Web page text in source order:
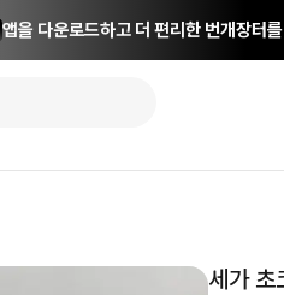
앱을 다운로드하고 더 편리한 번개장터
세가 초